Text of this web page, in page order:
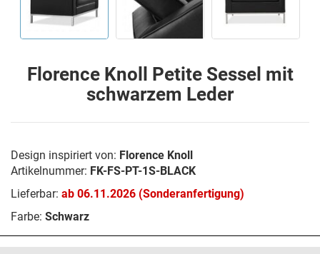
Florence Knoll Petite Sessel mit
schwarzem Leder
Design inspiriert von: Florence Knoll
Artikelnummer: FK-FS-PT-1S-BLACK
Lieferbar: ab 06.11.2026 (Sonderanfertigung)
Farbe: Schwarz